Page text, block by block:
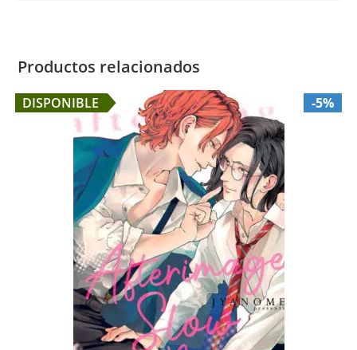
Productos relacionados
DISPONIBLE -5%